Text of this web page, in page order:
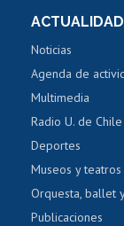
Portal de
Certificado
Certificado
Gestión de
Acoso
Noticias
Agenda de
Multimedia
Radio U. de Chile
Deportes
Museos y teatros
Orquesta, ballet
Publicaciones